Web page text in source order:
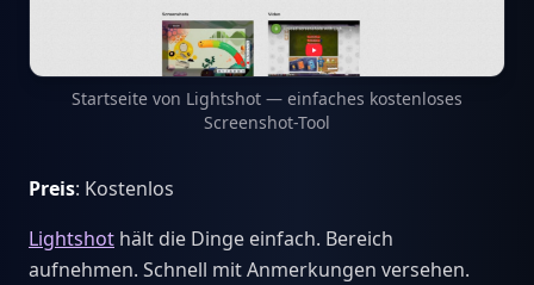
Startseite von Lightshot — einfaches kostenloses
Screenshot-Tool
Preis: Kostenlos
Lightshot hält die Dinge einfach. Bereich
aufnehmen. Schnell mit Anmerkungen versehen.